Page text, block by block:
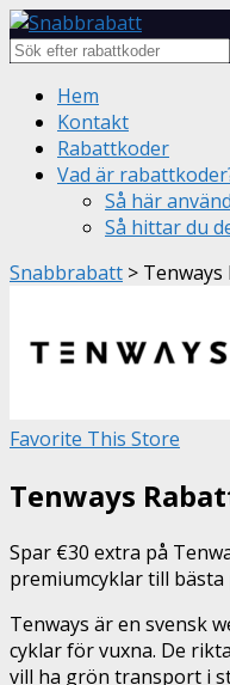
Skip
content
Hem
Kontakt
Rabattkoder
Vad är
Så här
Så hittar du
Snabbrabatt > Tenways
Favorite This Store
Tenways
Spar €30 extra på
premiumcyklar till bästa
Tenways är en svensk
cyklar för vuxna. De
vill ha grön transport i